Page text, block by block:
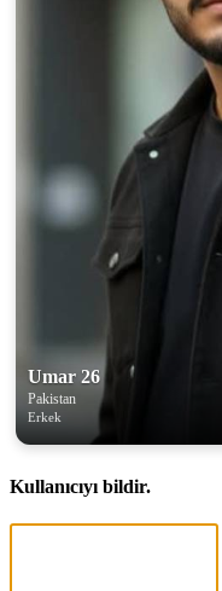
Umar 26
Pakistan
Erkek
Kullanıcıyı bildir.